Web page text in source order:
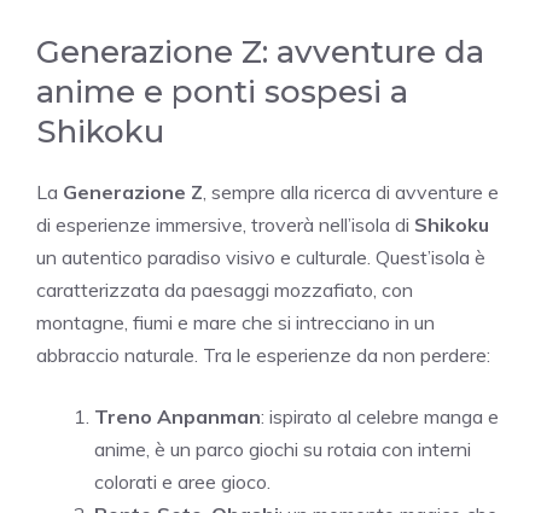
Generazione Z: avventure da
anime e ponti sospesi a
Shikoku
La Generazione Z , sempre alla ricerca di avventure e
di esperienze immersive, troverà nell’isola di Shikoku
un autentico paradiso visivo e culturale. Quest’isola è
caratterizzata da paesaggi mozzafiato, con
montagne, fiumi e mare che si intrecciano in un
abbraccio naturale. Tra le esperienze da non perdere:
Treno Anpanman: ispirato al celebre manga e
anime, è un parco giochi su rotaia con interni
colorati e aree gioco.